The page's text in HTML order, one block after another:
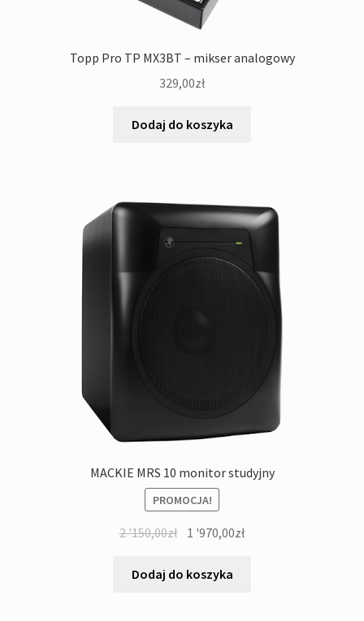
Topp Pro TP MX3BT – mikser analogowy
329,00zł
Dodaj do koszyka
MACKIE MRS 10 monitor studyjny
PROMOCJA!
2 '150,00zł Pierwotna
wynosiła:
1 '970,00złAktualna
Dodaj do koszyka